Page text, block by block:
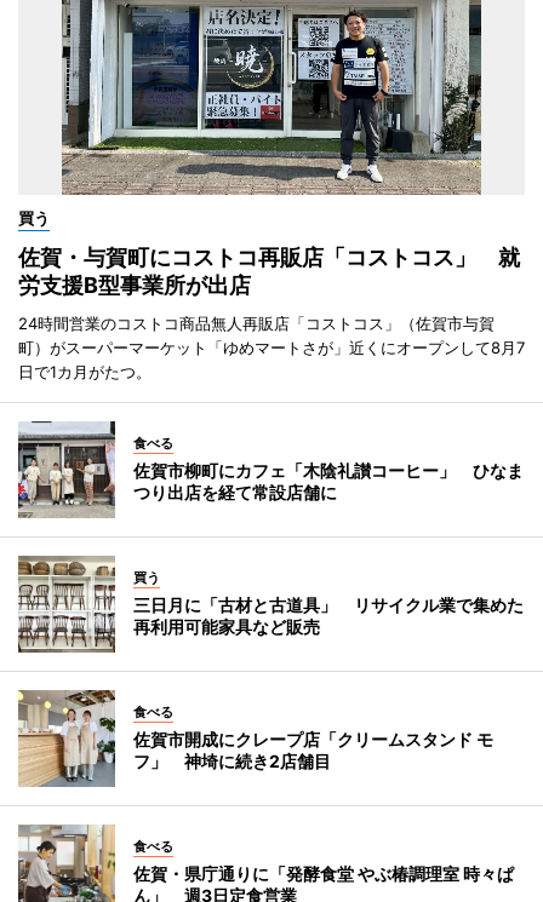
買う
佐賀・与賀町にコストコ再販店「コストコス」 就
労支援B型事業所が出店
24時間営業のコストコ商品無人再販店「コストコス」（佐賀市与賀
町）がスーパーマーケット「ゆめマートさが」近くにオープンして8月7
日で1カ月がたつ。
食べる
佐賀市柳町にカフェ「木陰礼讃コーヒー」 ひなま
つり出店を経て常設店舗に
買う
三日月に「古材と古道具」 リサイクル業で集めた
再利用可能家具など販売
食べる
佐賀市開成にクレープ店「クリームスタンド モ
フ」 神埼に続き2店舗目
食べる
佐賀・県庁通りに「発酵食堂 やぶ椿調理室 時々ぱ
ん」 週3日定食営業